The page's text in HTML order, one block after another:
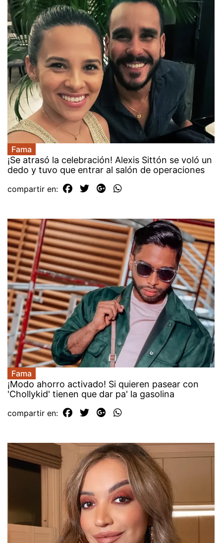
Fama
¡Se atrasó la celebración! Alexis Sittón se voló un
dedo y tuvo que entrar al salón de operaciones
compartir en:
Fama
¡Modo ahorro activado! Si quieren pasear con
'Chollykid' tienen que dar pa' la gasolina
compartir en: